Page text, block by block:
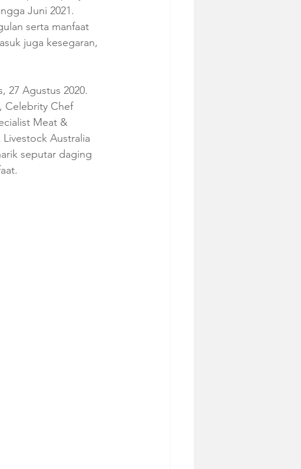
Juni 2021.
serta manfaat
juga kesegaran,
27 Agustus 2020.
Celebrity Chef
Meat &
Australia
seputar daging